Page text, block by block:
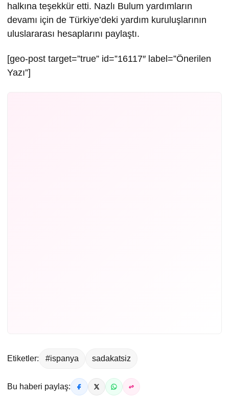
halkına teşekkür etti. Nazlı Bulum yardımların
devamı için de Türkiye’deki yardım kuruluşlarının
uluslararası hesaplarını paylaştı.
[geo-post target=”true” id=”16117″ label=”Önerilen
Yazı”]
Etiketler: #ispanya sadakatsiz
Bu haberi paylaş: